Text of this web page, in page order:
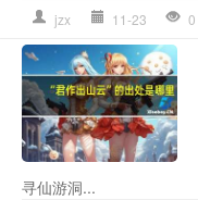
jzx 11-23 0
寻仙游洞...